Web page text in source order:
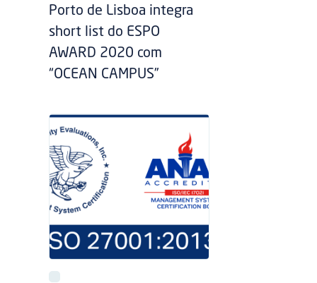
Porto de Lisboa integra
short list do ESPO
AWARD 2020 com
“OCEAN CAMPUS”